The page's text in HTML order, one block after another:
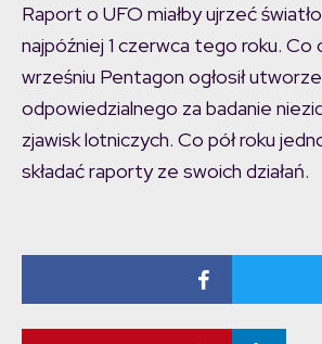
Raport o UFO miałby ujrzeć
najpóźniej 1 czerwca tego roku. Co
wrześniu Pentagon ogłosił
odpowiedzialnego za badanie
zjawisk lotniczych. Co pół roku
składać raporty ze swoich działań.